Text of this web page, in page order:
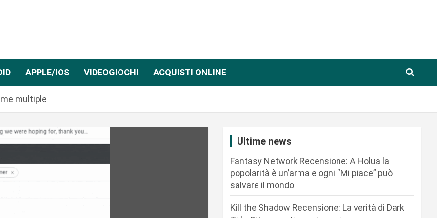
APPLE/IOS VIDEOGIOCHI ACQUISTI ONLINE
multiple
Ultime news
Fantasy Network Recensione: A Holua la
popolarità è un’arma e ogni “Mi piace” può
salvare il mondo
Kill the Shadow Recensione: La verità di Dark